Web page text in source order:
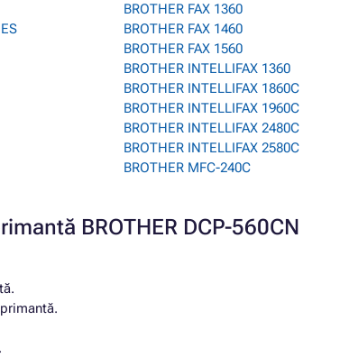
BROTHER FAX 1360
BROTHER FAX 1460
BROTHER FAX 1560
BROTHER INTELLIFAX 1360
BROTHER INTELLIFAX 1860C
BROTHER INTELLIFAX 1960C
BROTHER INTELLIFAX 2480C
BROTHER INTELLIFAX 2580C
BROTHER MFC-240C
BROTHER DCP-560CN